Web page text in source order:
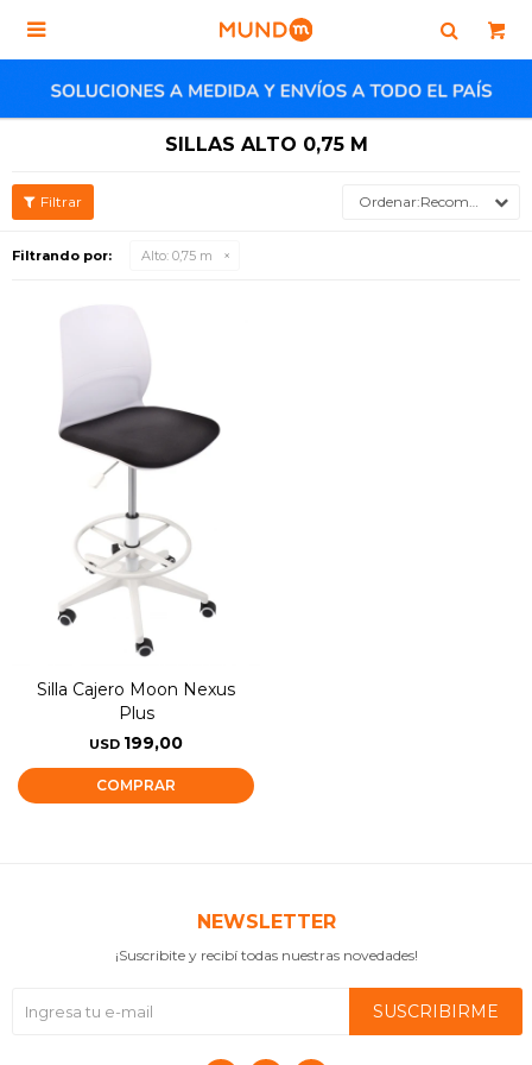

SILLAS ALTO 0,75 M
Recomendados
Filtrando por: Alto: 0,75 m
Silla Cajero Moon Nexus
Plus
USD 199,00
NEWSLETTER
¡Suscribite y recibí todas nuestras novedades!
SUSCRIBIRME